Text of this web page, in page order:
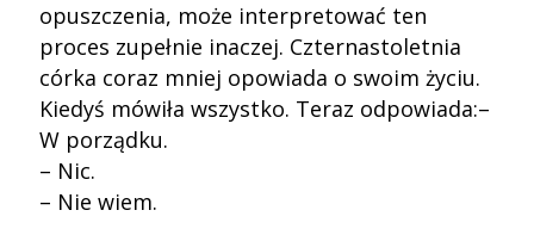
opuszczenia, może interpretować ten
proces zupełnie inaczej. Czternastoletnia
córka coraz mniej opowiada o swoim życiu.
Kiedyś mówiła wszystko. Teraz odpowiada:–
W porządku.
– Nic.
– Nie wiem.